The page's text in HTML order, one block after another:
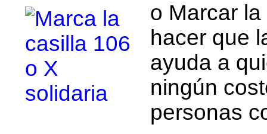
o Marcar
hacer que
ayuda a
ningún
personas